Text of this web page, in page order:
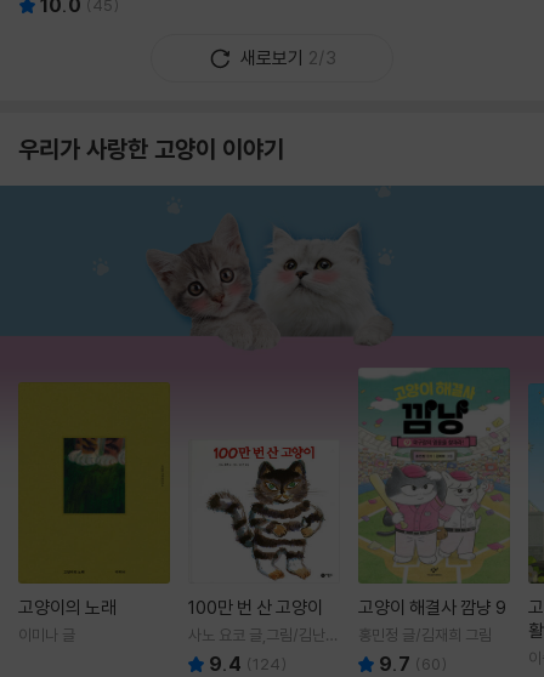
10.0 (45)
새로보기 2/3
우리가 사랑한 고양이 이야기
고양이의 노래
이미나 글
100만 번 산 고양이
사노 요코 글,그림/김난주
역 9.4 (124)
고양이 해결사 깜냥 9
홍민정 글/김재희 그림
9.7 (60)